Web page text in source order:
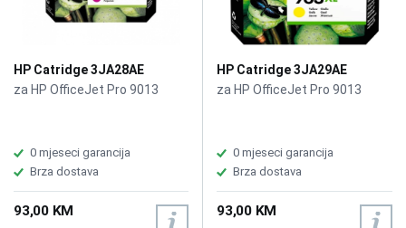
HP Catridge 3JA28AE
No.963XL Magenta
za HP OfficeJet Pro 9013
0 mjeseci garancija
Brza dostava
93,00 KM
HP Catridge 3JA29AE
No.963XL Yellow
za HP OfficeJet Pro 9013
0 mjeseci garancija
Brza dostava
93,00 KM